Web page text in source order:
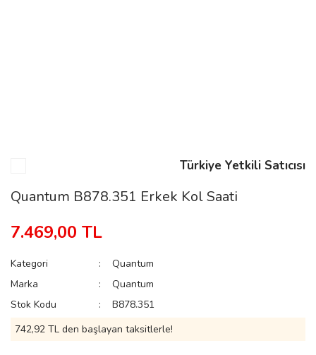
Türkiye Yetkili Satıcısı
Quantum B878.351 Erkek Kol Saati
7.469,00 TL
Kategori
Quantum
Marka
Quantum
Stok Kodu
B878.351
742,92 TL den başlayan taksitlerle!